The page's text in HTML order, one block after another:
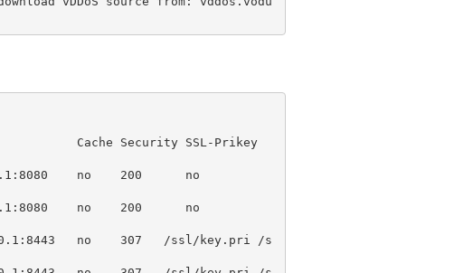
Cache Security SSL-Prikey
no 200
no
no 200
no
no 307
   /ssl/key.pri /s